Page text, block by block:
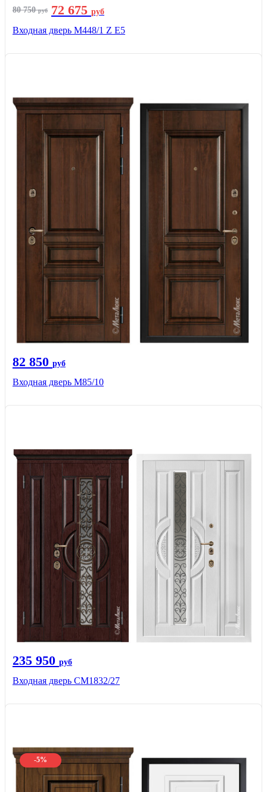
80 750руб 72 675 руб
Входная дверь М448/1 Z Е5
82 850 руб
Входная дверь M85/10
235 950 руб
Входная дверь СМ1832/27
-5%